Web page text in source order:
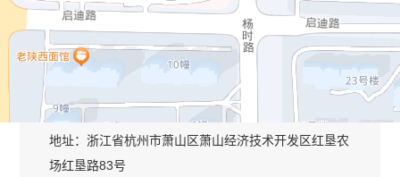
浙江
杭州工厂
地址：浙江省杭州市萧山区萧山经济技术开发区红垦农
场红垦路83号